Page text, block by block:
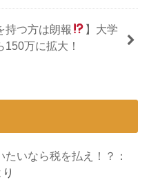
持つ方は朗報
】大学
万に拡大！
いなら税を払え！？：
り